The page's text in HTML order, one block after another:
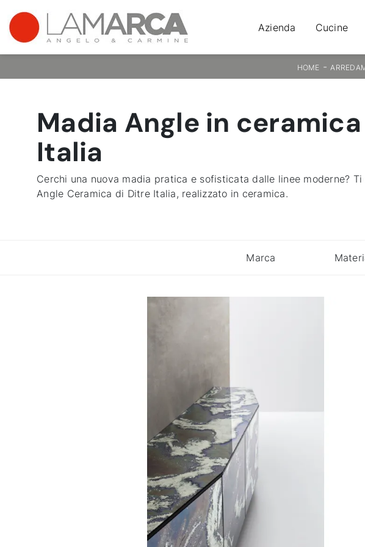
Azienda Cucine
HOME -
Madia Angle in
Italia
Cerchi una nuova madia pratica e sofisticata dalle linee moderne?
Angle Ceramica di Ditre Italia, realizzato in ceramica.
Marca